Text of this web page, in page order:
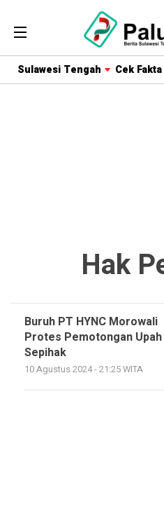
Sulawesi Tengah Cek Fakta
Hak
Buruh PT HYNC Morowali
Protes Pemotongan Upah
Sepihak
10 Agustus 2024 - 21:25 WITA